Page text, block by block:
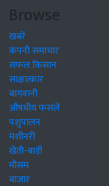
Browse
खबरें
कंपनी समाचार
सफल किसान
साक्षात्कार
बागवानी
औषधीय फसलें
पशुपालन
मशीनरी
खेती-बाड़ी
मौसम
बाजार